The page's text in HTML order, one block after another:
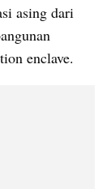
asing dari
enclave.